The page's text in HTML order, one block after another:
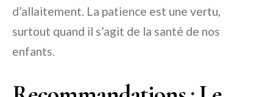
d’allaitement. La patience est une vertu,
surtout quand il s’agit de la santé de nos
enfants.